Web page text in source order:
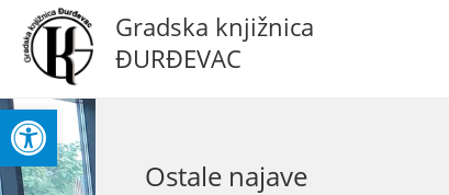
Open toolbar
Gradska knjižnica
ĐURĐEVAC
Ostale najave